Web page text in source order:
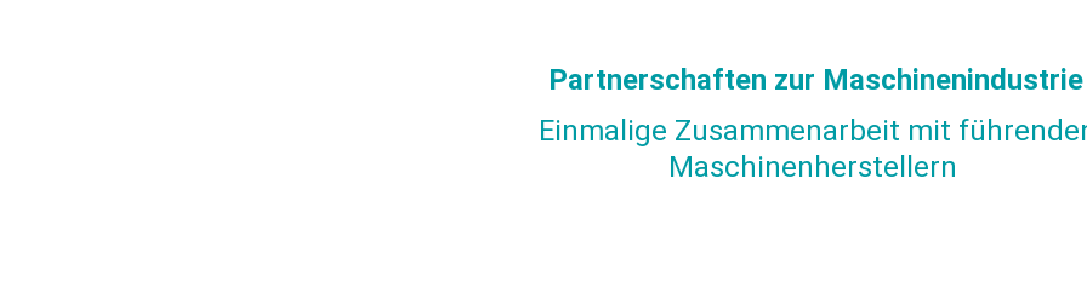
Partnerschaften zur Maschinenindustrie
Einmalige Zusammenarbeit mit
Maschinenherstellern